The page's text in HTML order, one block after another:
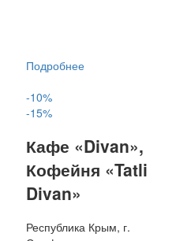
Подробнее
-10%
-15%
Кафе «Divan»,
Кофейня «Tatli
Divan»
Республика Крым, г.